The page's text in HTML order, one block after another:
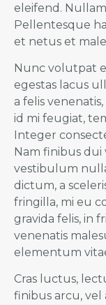
eleifend.
Pellentesque
et netus et
Nunc volutpat
egestas lacus
a felis
id mi feugiat,
Integer
Nam finibus dui
vestibulum
dictum, a
fringilla, mi eu
gravida felis, in
venenatis
elementum
Cras luctus,
finibus arcu, vel